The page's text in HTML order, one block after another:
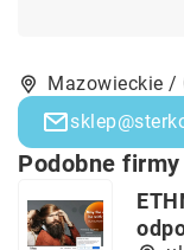
Mazowieckie /
Podobne firmy